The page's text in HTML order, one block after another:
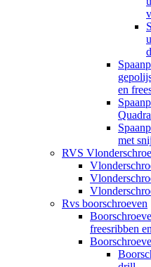
en
met
RVS
Rvs boorschroeven
freesribben